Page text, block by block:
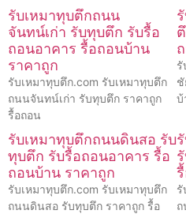
รับเหมาทุบตึกถนน
จันทน์เก่า รับทุบตึก รับรื้อ
ถอนอาคาร รื้อถอนบ้าน
ราคาถูก
รับเหมาทุบตึก.com รับเหมาทุบตึก
ถนนจันทน์เก่า รับทุบตึก ราคาถูก
รื้อถอน
รั
ชั
บ้
รับเหมาทุบตึกถนนดินสอ รับ
ทุบตึก รับรื้อถอนอาคาร รื้อ
ถอนบ้าน ราคาถูก
รับเหมาทุบตึก.com รับเหมาทุบตึก
ถนนดินสอ รับทุบตึก ราคาถูก รื้อ
รั